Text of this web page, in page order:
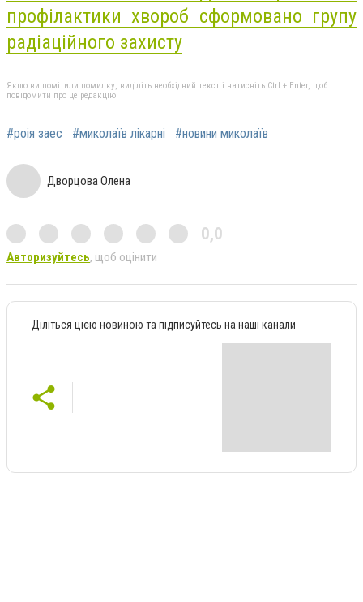
профілактики хвороб сформовано групу
радіаційного захисту
Якщо ви помітили помилку, виділіть необхідний текст і натисніть Ctrl + Enter, щоб
повідомити про це редакцію
#роія заес #миколаїв лікарні #новини миколаїв
Дворцова Олена
0,0
Авторизуйтесь, щоб оцінити
Діліться цією новиною та підписуйтесь на наші канали